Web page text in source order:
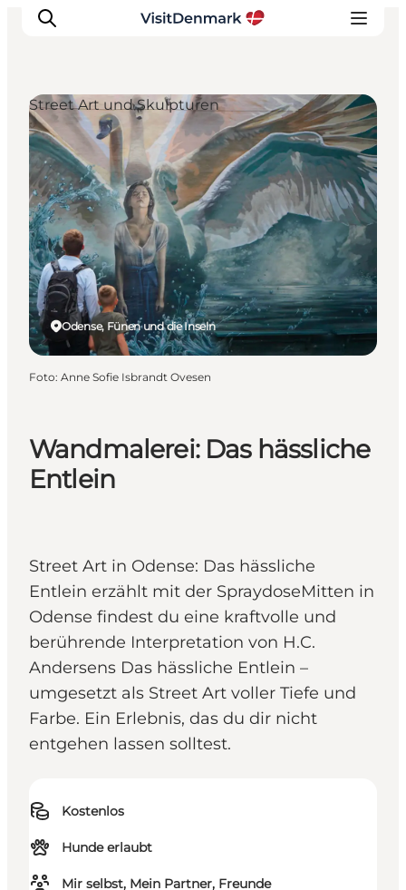
Inspiration
Regionen
Erlebnisse
Unterkünfte
Reiseplanung
Wandmalerei: Das hässliche
Entlein
Street Art in Odense: Das hässliche
Entlein erzählt mit der SpraydoseMitten in
Odense findest du eine kraftvolle und
berührende Interpretation von H.C.
Andersens Das hässliche Entlein –
umgesetzt als Street Art voller Tiefe und
Farbe. Ein Erlebnis, das du dir nicht
entgehen lassen solltest.
Kostenlos
Hunde erlaubt
Mir selbst, Mein Partner, Freunde
Odense, Fünen und die Inseln
Street Art und Skulpturen
Foto: Anne Sofie Isbrandt Ovesen